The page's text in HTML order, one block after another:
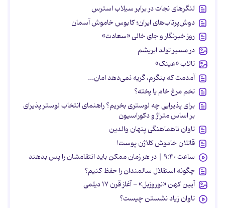
لنگرهای نجات در برابر سیلاب استرس
دوش‌پرتاب‌های ایران؛ کابوس خاموش آسمان
روز خبرنگار و جای خالی «سعادت»
در مسیر تولد ابریشم
تالاب «عینک»
آمدمت که بنگرم، گریه نمی‌دهد امان...
تخم مرغ خام یا پخته؟
برای پذیرایی چه لوستری بخریم؟ راهنمای انتخاب لوستر پذیرای
بر اساس متراژ و دکوراسیون
تاوان ناهماهنگی پنهان والدین
قاتلان خاموش کلاژن پوست!
ساعت ۹:۴۰ | در هر زمان ممکن باید انتقامشان را پس بدهند
چگونه استقلال سالمندان را حفظ کنیم؟
آیین کهن «نوروزبل» - آغاز قرن ۱۷ دیلمی
تاوان زیاد نشستن چیست؟